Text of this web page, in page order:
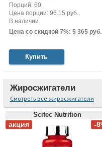
Порций: 60
Цена порции: 96.15 руб.
В наличии
Цена со скидкой 7%: 5 365 руб.
Купить
Жиросжигатели
Смотреть все жиросжигатели
Scitec Nutrition